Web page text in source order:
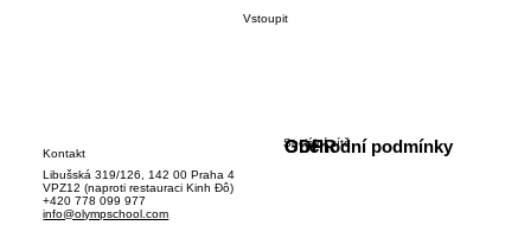
Vstoupit
Sociální sítě
GDPR
Obchodní podmínky
Kontakt
Libušská 319/126, 142 00 Praha 4
VPZ12 (naproti restauraci Kinh Đô)
+420 778 099 977
info@olympschool.com